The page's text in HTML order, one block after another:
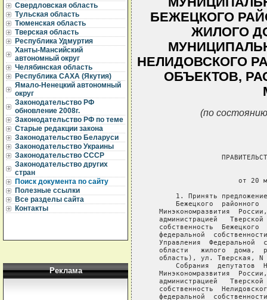
Свердловская область
Тульская область
Тюменская область
Тверская область
Республика Удмуртия
Ханты-Мансийский
автономный округ
Челябинская область
Республика САХА (Якутия)
Ямало-Ненецкий автономный
округ
Законодательство РФ
обновление 2008г.
Законодательство РФ по теме
Старые редакции закона
Законодательство Беларуси
Законодательство Украины
Законодательство СССР
Законодательство других
стран
Поиск документа по сайту
Полезные ссылки
Все разделы сайта
Контакты
Реклама
БЕЖЕЦКОГО
ЖИЛОГО
НЕЛИДОВСКОГО
ОБЪЕКТОВ,
(по
от 20
1. Принять
Бежецкого  районного
Минэкономразвития
администрацией
собственность  Бежецкого
федеральной
Управления  Федеральной
области   жилого  дома,
область), ул. Тверская, N
Собрания  депутатов
Минэкономразвития
администрацией
собственность
федеральной